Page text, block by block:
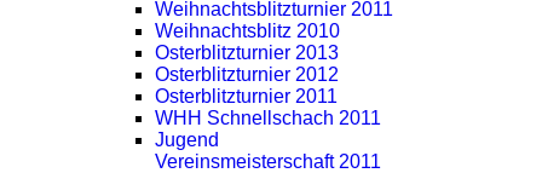
Weihnachtsblitzturnier 2011
Weihnachtsblitz 2010
Osterblitzturnier 2013
Osterblitzturnier 2012
Osterblitzturnier 2011
WHH Schnellschach 2011
Jugend
Vereinsmeisterschaft 2011